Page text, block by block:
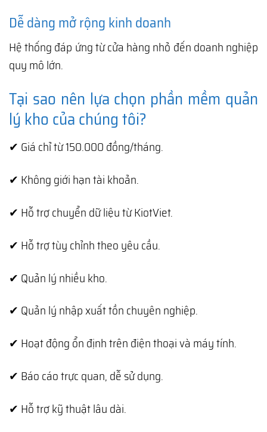
Dễ dàng mở rộng kinh doanh
Hệ thống đáp ứng từ cửa hàng nhỏ đến doanh nghiệp
quy mô lớn.
Tại sao nên lựa chọn phần mềm quản
lý kho của chúng tôi?
✔ Giá chỉ từ 150.000 đồng/tháng.
✔ Không giới hạn tài khoản.
✔ Hỗ trợ chuyển dữ liệu từ KiotViet.
✔ Hỗ trợ tùy chỉnh theo yêu cầu.
✔ Quản lý nhiều kho.
✔ Quản lý nhập xuất tồn chuyên nghiệp.
✔ Hoạt động ổn định trên điện thoại và máy tính.
✔ Báo cáo trực quan, dễ sử dụng.
✔ Hỗ trợ kỹ thuật lâu dài.